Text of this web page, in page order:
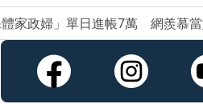
家政婦」單日進帳7萬 網羨慕